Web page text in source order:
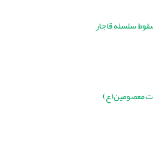
سلسله قاجار
معصومین(ع)